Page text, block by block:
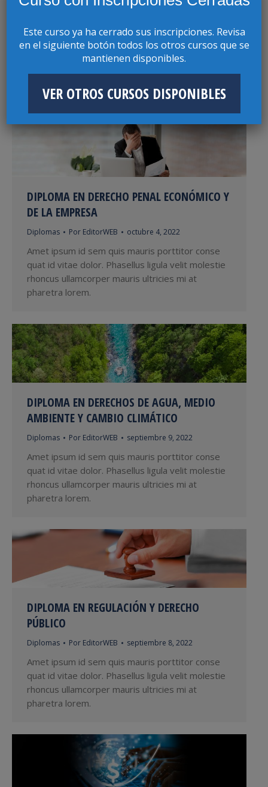
DEL ESTADO, FUNCIÓN PÚBLICA Y DERECHO
Diplomas EditorWEB noviembre 7, 2022
Amet ipsum id sem quis mauris porttitor conse
quat id vitae dolor. Phasellus ligula velit molestie
rhoncus ullamcorper mauris ultricies mi at
pharetra lorem.
DIPLOMA EN DERECHO PENAL ECONÓMICO Y
DE LA EMPRESA
Diplomas Por EditorWEB octubre 4, 2022
Amet ipsum id sem quis mauris porttitor conse
quat id vitae dolor. Phasellus ligula velit molestie
rhoncus ullamcorper mauris ultricies mi at
pharetra lorem.
DIPLOMA EN DERECHOS DE AGUA, MEDIO
AMBIENTE Y CAMBIO CLIMÁTICO
Diplomas Por EditorWEB septiembre 9, 2022
Amet ipsum id sem quis mauris porttitor conse
quat id vitae dolor. Phasellus ligula velit molestie
rhoncus ullamcorper mauris ultricies mi at
pharetra lorem.
DIPLOMA EN REGULACIÓN Y DERECHO
PÚBLICO
Diplomas Por EditorWEB septiembre 8, 2022
Amet ipsum id sem quis mauris porttitor conse
quat id vitae dolor. Phasellus ligula velit molestie
rhoncus ullamcorper mauris ultricies mi at
pharetra lorem.
Este curso ya ha cerrado sus inscripciones. Revisa
en el siguiente botón todos los otros cursos que se
mantienen disponibles.
VER OTROS CURSOS DISPONIBLES